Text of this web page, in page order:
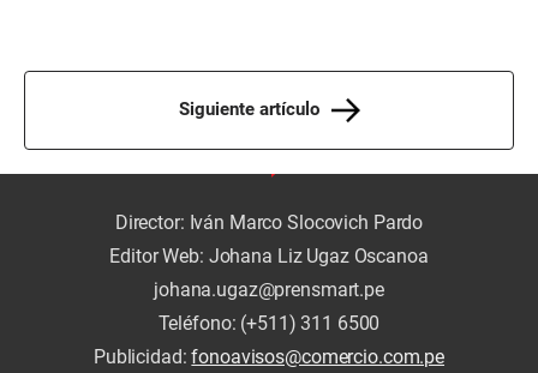
Siguiente artículo
Director: Iván Marco Slocovich Pardo
Editor Web: Johana Liz Ugaz Oscanoa
johana.ugaz@prensmart.pe
Teléfono: (+511) 311 6500
Publicidad:fonoavisos@comercio.com.pe